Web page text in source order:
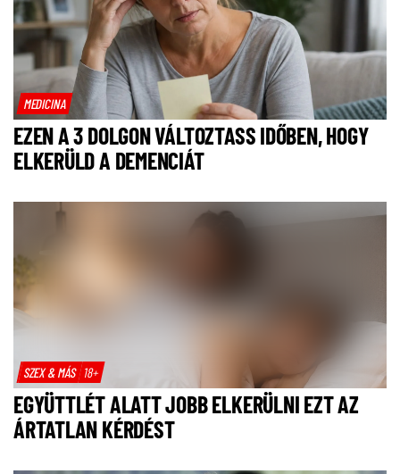
MEDICINA
EZEN A 3 DOLGON VÁLTOZTASS IDŐBEN, HOGY
ELKERÜLD A DEMENCIÁT
SZEX & MÁS 18+
EGYÜTTLÉT ALATT JOBB ELKERÜLNI EZT AZ
ÁRTATLAN KÉRDÉST